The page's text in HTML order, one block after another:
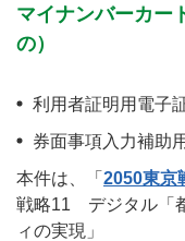
マイナンバーカー
の）
利用者証明用電子
券面事項入力補助
本件は、「 2050東京
戦略11 デジタル「
ィの実現」